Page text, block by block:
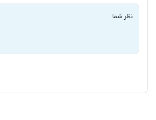
نظر شما